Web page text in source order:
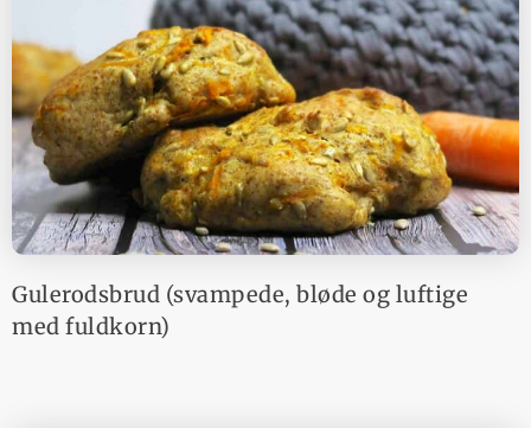
Gulerodsbrud (svampede, bløde og luftige
med fuldkorn)